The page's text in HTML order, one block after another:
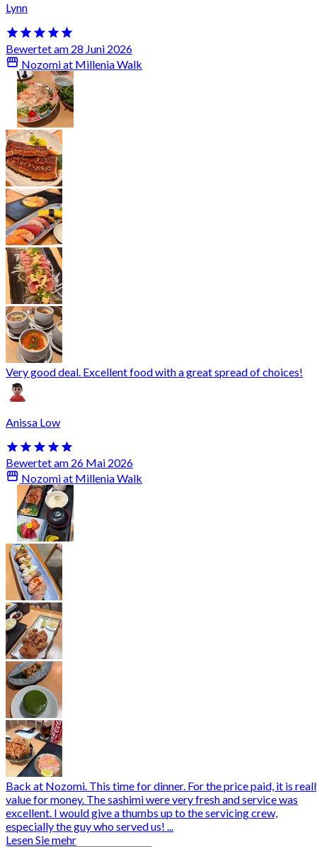
Lynn
Bewertet am 28 Juni 2026
Nozomi at Millenia Walk
Very good deal. Excellent food with a great spread of choices!
Anissa Low
Bewertet am 26 Mai 2026
Nozomi at Millenia Walk
Back at Nozomi. This time for dinner. For the price paid, it is
value for money. The sashimi were very fresh and service was
excellent. I would give a thumbs up to the servicing crew,
especially the guy who served us! ...
Lesen Sie mehr